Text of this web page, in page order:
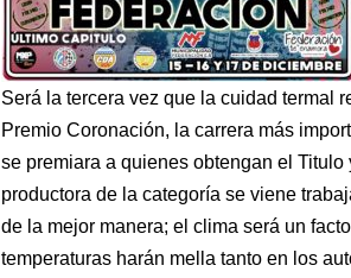
Será la tercera vez que la cuidad termal
Premio Coronación, la carrera más
se premiara a quienes obtengan el
productora de la categoría se viene
de la mejor manera; el clima será un
temperaturas harán mella tanto en los